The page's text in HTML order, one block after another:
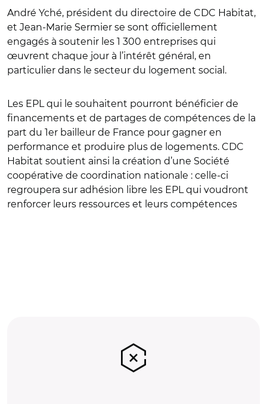
André Yché, président du directoire de CDC Habitat,
et Jean-Marie Sermier se sont officiellement
engagés à soutenir les 1 300 entreprises qui
œuvrent chaque jour à l’intérêt général, en
particulier dans le secteur du logement social.
Les EPL qui le souhaitent pourront bénéficier de
financements et de partages de compétences de la
part du 1er bailleur de France pour gagner en
performance et produire plus de logements. CDC
Habitat soutient ainsi la création d’une Société
coopérative de coordination nationale : celle-ci
regroupera sur adhésion libre les EPL qui voudront
renforcer leurs ressources et leurs compétences